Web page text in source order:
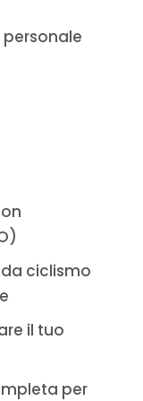
ciclismo
il tuo
per